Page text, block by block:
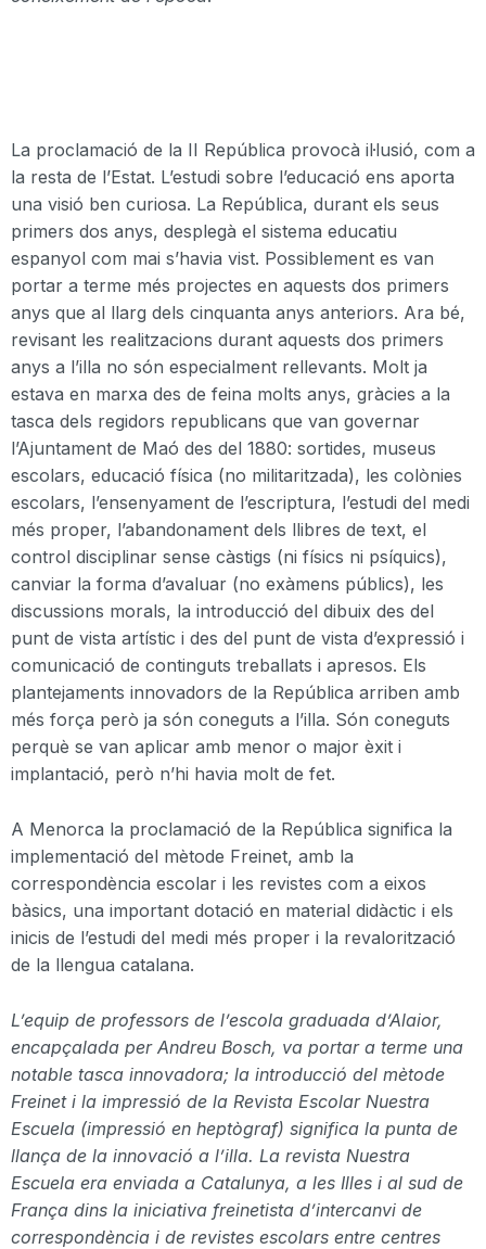
La proclamació de la II República provocà il·lusió, com a
la resta de l’Estat. L’estudi sobre l’educació ens aporta
una visió ben curiosa. La República, durant els seus
primers dos anys, desplegà el sistema educatiu
espanyol com mai s’havia vist. Possiblement es van
portar a terme més projectes en aquests dos primers
anys que al llarg dels cinquanta anys anteriors. Ara bé,
revisant les realitzacions durant aquests dos primers
anys a l’illa no són especialment rellevants. Molt ja
estava en marxa des de feina molts anys, gràcies a la
tasca dels regidors republicans que van governar
l’Ajuntament de Maó des del 1880: sortides, museus
escolars, educació física (no militaritzada), les colònies
escolars, l’ensenyament de l’escriptura, l’estudi del medi
més proper, l’abandonament dels llibres de text, el
control disciplinar sense càstigs (ni físics ni psíquics),
canviar la forma d’avaluar (no exàmens públics), les
discussions morals, la introducció del dibuix des del
punt de vista artístic i des del punt de vista d’expressió i
comunicació de continguts treballats i apresos. Els
plantejaments innovadors de la República arriben amb
més força però ja són coneguts a l’illa. Són coneguts
perquè se van aplicar amb menor o major èxit i
implantació, però n’hi havia molt de fet.
A Menorca la proclamació de la República significa la
implementació del mètode Freinet, amb la
correspondència escolar i les revistes com a eixos
bàsics, una important dotació en material didàctic i els
inicis de l’estudi del medi més proper i la revalorització
de la llengua catalana.
L’equip de professors de l’escola graduada d’Alaior,
encapçalada per Andreu Bosch, va portar a terme una
notable tasca innovadora; la introducció del mètode
Freineti la impressió de la Revista Escolar Nuestra
Escuela (impressió en heptògraf) significa la punta de
llança de la innovació a l’illa. La revista Nuestra
Escuela era enviada a Catalunya, a les Illes i al sud de
França dins la iniciativa freinetista d’intercanvi de
correspondència i de revistes escolars entre centres